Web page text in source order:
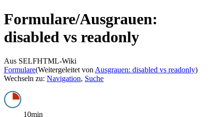
Formulare/Ausgrauen:
disabled vs readonly
Aus SELFHTML-Wiki
Formulare(Weitergeleitet von Ausgrauen: disabled vs readonly)
Wechseln zu: Navigation, Suche
10min